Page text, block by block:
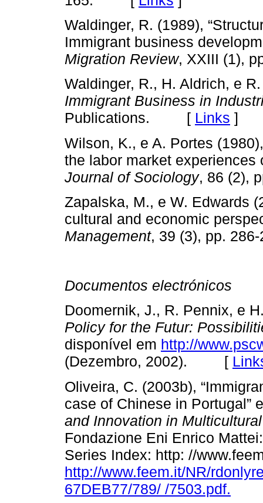
Waldinger, R. (1989),
Immigrant business
Migration Review, XXIII
Waldinger, R., H. Aldrich, e
Immigrant Business in
Publications. [ Links ]
Wilson, K., e A. Portes
the labor market experiences
Journal of Sociology, 86
Zapalska, M., e W. Edwards
cultural and economic
Management, 39 (3), pp.
Documentos electrónicos
Doomernik, J., R. Pennix, e
Policy for the Futur:
disponível em http://
(Dezembro, 2002). [
Oliveira, C. (2003b),
case of Chinese in Portugal”
and Innovation in
Fondazione Eni Enrico
Series Index: http: //
http://www.feem.it/NR/
67DEB77/789/ /7503.pdf.